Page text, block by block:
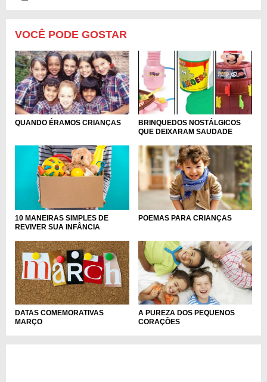
VOCÊ PODE GOSTAR
QUANDO ÉRAMOS CRIANÇAS
BRINQUEDOS NOSTÁLGICOS
QUE DEIXARAM SAUDADE
10 MANEIRAS SIMPLES DE
REVIVER SUA INFÂNCIA
POEMAS PARA CRIANÇAS
DATAS COMEMORATIVAS
MARÇO
A PUREZA DOS PEQUENOS
CORAÇÕES